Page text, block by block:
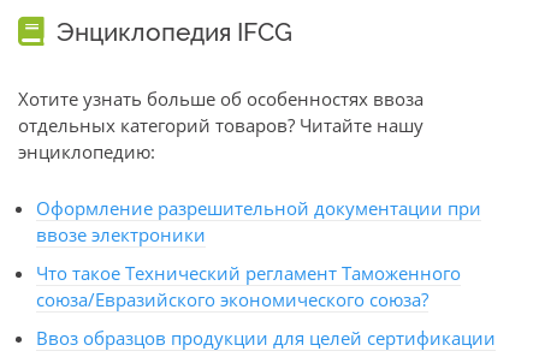
Энциклопедия IFCG
Хотите узнать больше об особенностях ввоза
отдельных категорий товаров? Читайте нашу
энциклопедию:
Оформление разрешительной документации при
ввозе электроники
Что такое Технический регламент Таможенного
союза/Евразийского экономического союза?
Ввоз образцов продукции для целей сертификации